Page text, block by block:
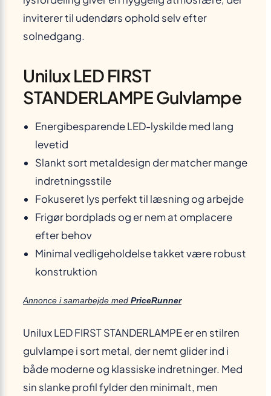
inviterer til udendørs ophold selv efter
solnedgang.
Unilux LED FIRST
STANDERLAMPE Gulvlampe
Energibesparende LED-lyskilde med lang
levetid
Slankt sort metaldesign der matcher mange
indretningsstile
Fokuseret lys perfekt til læsning og arbejde
Frigør bordplads og er nem at omplacere
efter behov
Minimal vedligeholdelse takket være robust
konstruktion
Annonce i samarbejde med PriceRunner
Unilux LED FIRST STANDERLAMPE er en stilren
gulvlampe i sort metal, der nemt glider ind i
både moderne og klassiske indretninger. Med
sin slanke profil fylder den minimalt, men